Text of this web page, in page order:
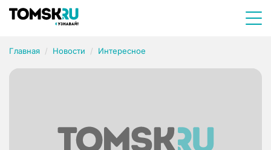
Главная Новости Интересное